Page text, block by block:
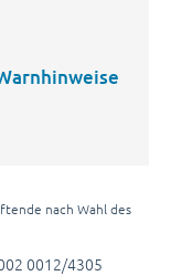
nach Wahl des
0012/4305